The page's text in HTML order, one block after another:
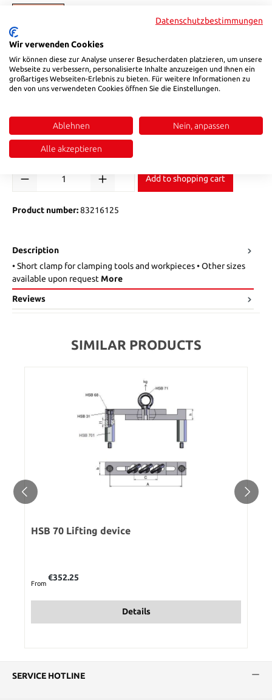
Select
c
39
Select
H
Add to shopping cart
Product number:83216125
Description
• Short clamp for clamping tools and workpieces • Other sizes
available upon request More
Reviews
SIMILAR PRODUCTS
HSB 70 Lifting device
From
€352.25
Details
SERVICE HOTLINE
Datenschutzbestimmungen
Wir verwenden Cookies
Wir können diese zur Analyse unserer Besucherdaten platzieren, um unsere
Webseite zu verbessern, personalisierte Inhalte anzuzeigen und Ihnen ein
großartiges Webseiten-Erlebnis zu bieten. Für weitere Informationen zu
den von uns verwendeten Cookies öffnen Sie die Einstellungen.
Ablehnen Nein, anpassen
Alle akzeptieren